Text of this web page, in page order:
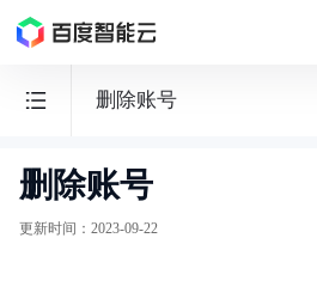
删除账号
云
原
删除账号
更新时间 ： 2023-09-22